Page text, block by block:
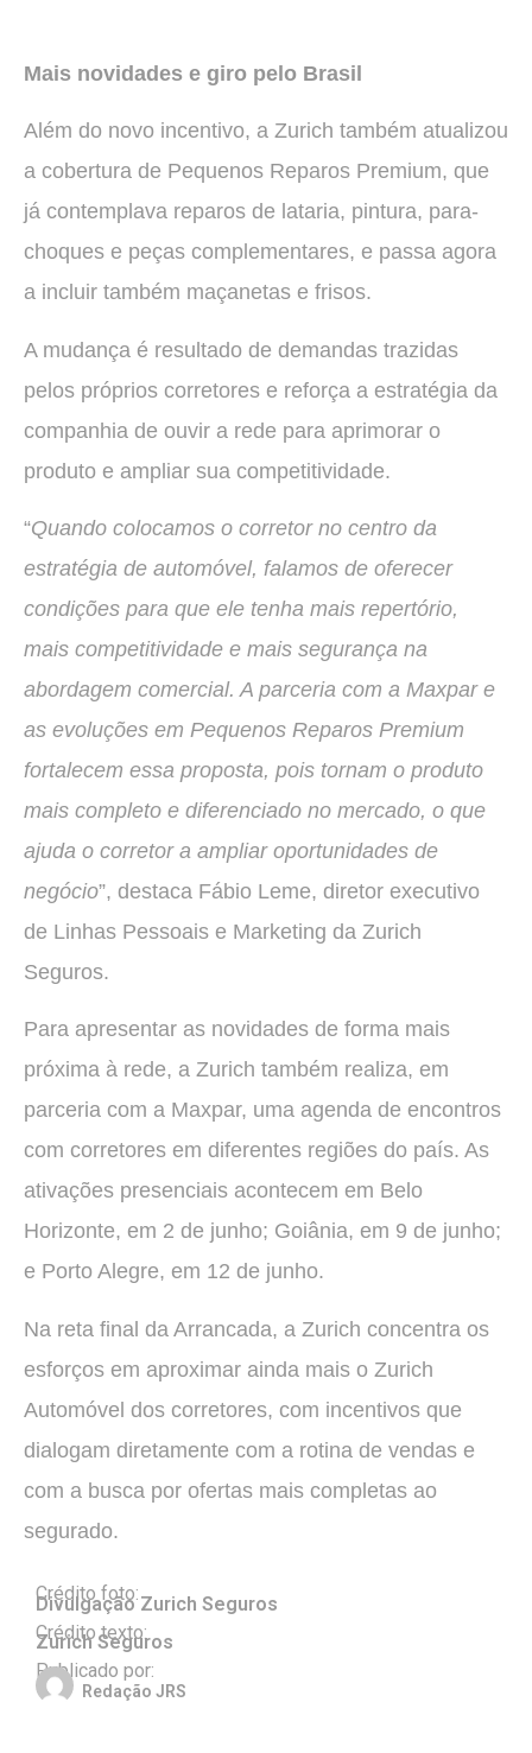
Mais novidades e giro pelo Brasil
Além do novo incentivo, a Zurich também atualizou
a cobertura de Pequenos Reparos Premium, que
já contemplava reparos de lataria, pintura, para-
choques e peças complementares, e passa agora
a incluir também maçanetas e frisos.
A mudança é resultado de demandas trazidas
pelos próprios corretores e reforça a estratégia da
companhia de ouvir a rede para aprimorar o
produto e ampliar sua competitividade.
“Quando colocamos o corretor no centro da
estratégia de automóvel, falamos de oferecer
condições para que ele tenha mais repertório,
mais competitividade e mais segurança na
abordagem comercial. A parceria com a Maxpar e
as evoluções em Pequenos Reparos Premium
fortalecem essa proposta, pois tornam o produto
mais completo e diferenciado no mercado, o que
ajuda o corretor a ampliar oportunidades de
negócio”, destaca Fábio Leme, diretor executivo
de Linhas Pessoais e Marketing da Zurich
Seguros.
Para apresentar as novidades de forma mais
próxima à rede, a Zurich também realiza, em
parceria com a Maxpar, uma agenda de encontros
com corretores em diferentes regiões do país. As
ativações presenciais acontecem em Belo
Horizonte, em 2 de junho; Goiânia, em 9 de junho;
e Porto Alegre, em 12 de junho.
Na reta final da Arrancada, a Zurich concentra os
esforços em aproximar ainda mais o Zurich
Automóvel dos corretores, com incentivos que
dialogam diretamente com a rotina de vendas e
com a busca por ofertas mais completas ao
segurado.
Crédito foto:
Divulgação Zurich Seguros
Crédito texto:
Zurich Seguros
Publicado por:
Redação JRS